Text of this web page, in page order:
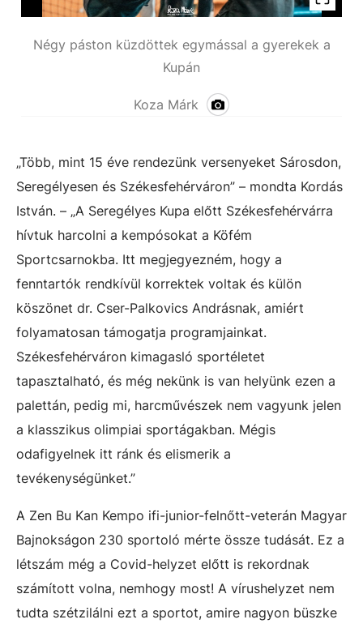
Négy páston küzdöttek egymással a gyerekek a
Kupán
Koza Márk
„Több, mint 15 éve rendezünk versenyeket Sárosdon,
Seregélyesen és Székesfehérváron” – mondta Kordás
István. – „A Seregélyes Kupa előtt Székesfehérvárra
hívtuk harcolni a kempósokat a Köfém
Sportcsarnokba. Itt megjegyezném, hogy a
fenntartók rendkívül korrektek voltak és külön
köszönet dr. Cser-Palkovics Andrásnak, amiért
folyamatosan támogatja programjainkat.
Székesfehérváron kimagasló sportéletet
tapasztalható, és még nekünk is van helyünk ezen a
palettán, pedig mi, harcművészek nem vagyunk jelen
a klasszikus olimpiai sportágakban. Mégis
odafigyelnek itt ránk és elismerik a
tevékenységünket.”
A Zen Bu Kan Kempo ifi-junior-felnőtt-veterán Magyar
Bajnokságon 230 sportoló mérte össze tudását. Ez a
létszám még a Covid-helyzet előtt is rekordnak
számított volna, nemhogy most! A vírushelyzet nem
tudta szétzilálni ezt a sportot, amire nagyon büszke